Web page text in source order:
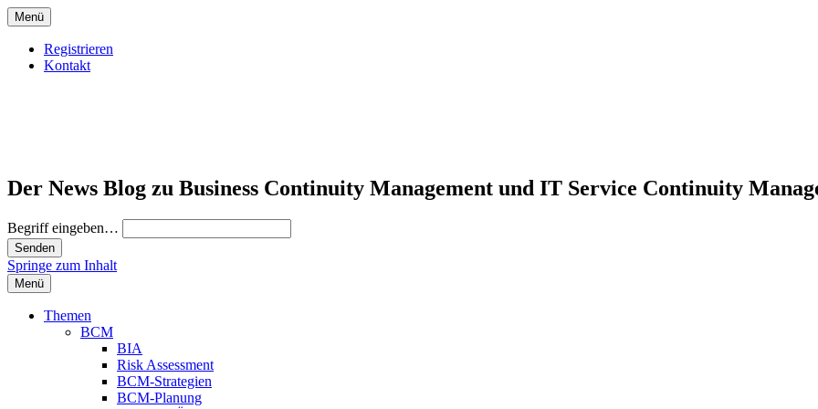
Menü
Registrieren
Kontakt
Der News Blog zu Business Continuity Management und IT Service Continuity
Begriff eingeben…
Springe zum Inhalt
Menü
Themen
BCM
BIA
Risk Assessment
BCM-Strategien
BCM-Planung